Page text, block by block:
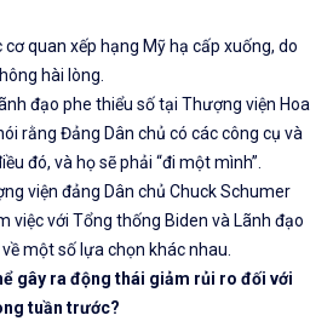
cơ quan xếp hạng Mỹ hạ cấp xuống, do
hài lòng.
đạo phe thiểu số tại Thượng viện Hoa
rằng Đảng Dân chủ có các công cụ và
đó, và họ sẽ phải “đi một mình”.
viện đảng Dân chủ Chuck Schumer
việc với Tổng thống Biden và Lãnh đạo
về một số lựa chọn khác nhau.
gây ra động thái giảm rủi ro đối với
tuần trước?